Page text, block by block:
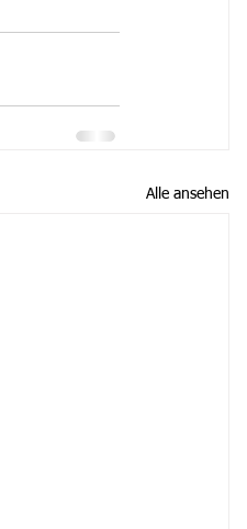
Alle ansehen